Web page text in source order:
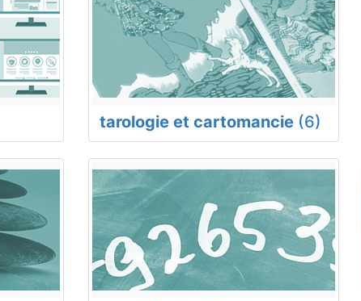
tarologie et cartomancie (6)